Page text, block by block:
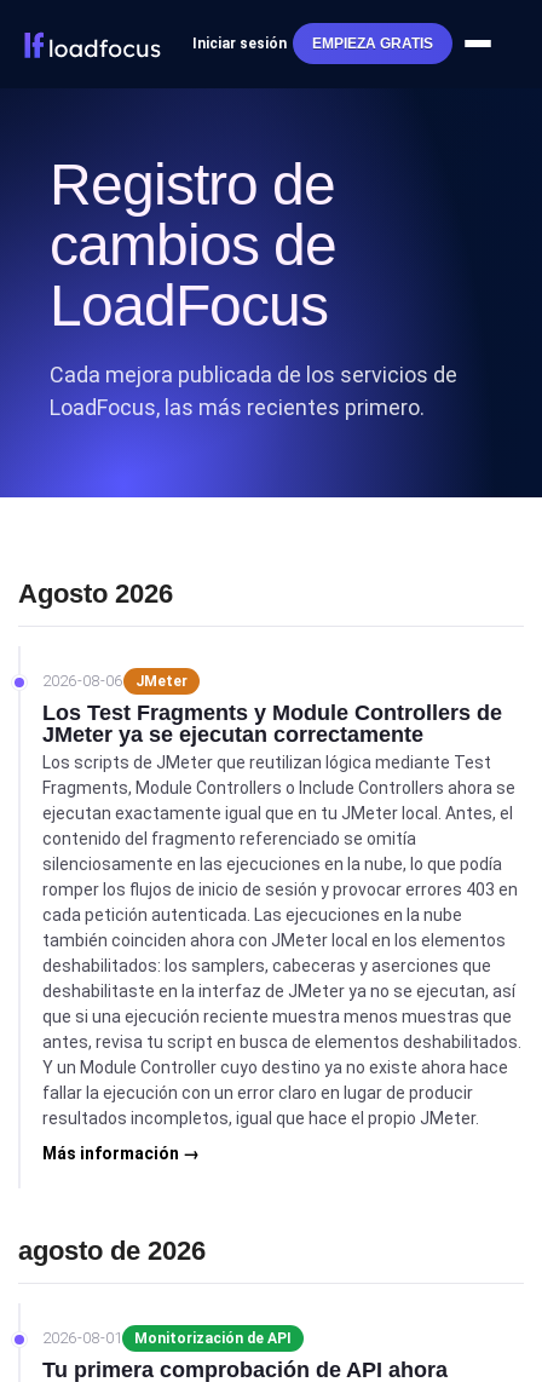
Iniciar sesión EMPIEZA GRATIS
Registro de
cambios de
LoadFocus
Cada mejora publicada de los servicios de
LoadFocus, las más recientes primero.
Agosto 2026
2026-08-06 JMeter
Los Test Fragments y Module Controllers de
JMeter ya se ejecutan correctamente
Los scripts de JMeter que reutilizan lógica mediante Test
Fragments, Module Controllers o Include Controllers ahora se
ejecutan exactamente igual que en tu JMeter local. Antes, el
contenido del fragmento referenciado se omitía
silenciosamente en las ejecuciones en la nube, lo que podía
romper los flujos de inicio de sesión y provocar errores 403 en
cada petición autenticada. Las ejecuciones en la nube
también coinciden ahora con JMeter local en los elementos
deshabilitados: los samplers, cabeceras y aserciones que
deshabilitaste en la interfaz de JMeter ya no se ejecutan, así
que si una ejecución reciente muestra menos muestras que
antes, revisa tu script en busca de elementos deshabilitados.
Y un Module Controller cuyo destino ya no existe ahora hace
fallar la ejecución con un error claro en lugar de producir
resultados incompletos, igual que hace el propio JMeter.
Más información →
agosto de 2026
2026-08-01 Monitorización de API
Tu primera comprobación de API ahora